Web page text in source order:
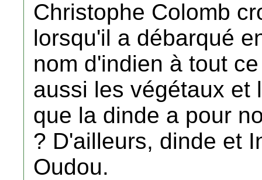
Christophe Colomb
lorsqu'il a débarqué
nom d'indien à tout
aussi les végétaux et
que la dinde a pour
? D'ailleurs, dinde et
Oudou.